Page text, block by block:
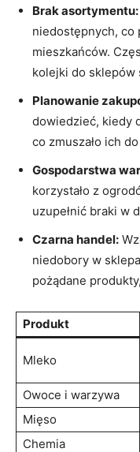
Brak asortymentu:
niedostępnych, co
mieszkańców.
kolejki do sklepów
Planowanie
dowiedzieć, kiedy
co zmuszało ich
Gospodarstwa
korzystało z
uzupełnić braki w
Czarna handel:
niedobory w
pożądane
Produkt
Mleko
Owoce i warzywa
Mięso
Chemia